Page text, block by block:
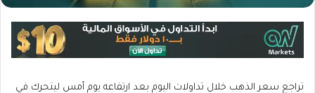
تراجع سعر الذهب خلال تداولات اليوم بعد ارتفاعه يوم أمس ليتحرك في